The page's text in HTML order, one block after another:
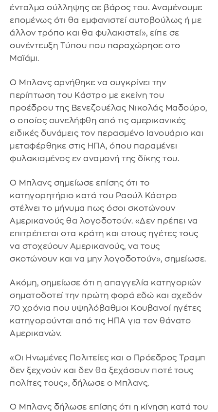
ένταλμα σύλληψης σε βάρος του. Αναμένουμε
επομένως ότι θα εμφανιστεί αυτοβούλως ή με
άλλον τρόπο και θα φυλακιστεί», είπε σε
συνέντευξη Τύπου που παραχώρησε στο
Μαϊάμι.
Ο Μπλανς αρνήθηκε να συγκρίνει την
περίπτωση του Κάστρο με εκείνη του
προέδρου της Βενεζουέλας Νικολάς Μαδούρο,
ο οποίος συνελήφθη από τις αμερικανικές
ειδικές δυνάμεις τον περασμένο Ιανουάριο και
μεταφέρθηκε στις ΗΠΑ, όπου παραμένει
φυλακισμένος εν αναμονή της δίκης του.
Ο Μπλανς σημείωσε επίσης ότι το
κατηγορητήριο κατά του Ραούλ Κάστρο
στέλνει το μήνυμα πως όσοι σκοτώνουν
Αμερικανούς θα λογοδοτούν. «Δεν πρέπει να
επιτρέπεται στα κράτη και στους ηγέτες τους
να στοχεύουν Αμερικανούς, να τους
σκοτώνουν και να μην λογοδοτούν», σημείωσε.
Ακόμη, σημείωσε ότι η απαγγελία κατηγοριών
σηματοδοτεί την πρώτη φορά εδώ και σχεδόν
70 χρόνια που υψηλόβαθμοι Κουβανοί ηγέτες
κατηγορούνται από τις ΗΠΑ για τον θάνατο
Αμερικανών.
«Οι Ηνωμένες Πολιτείες και ο Πρόεδρος Τραμπ
δεν ξεχνούν και δεν θα ξεχάσουν ποτέ τους
πολίτες τους», δήλωσε ο Μπλανς.
Ο Μπλανς δήλωσε επίσης ότι η κίνηση κατά του